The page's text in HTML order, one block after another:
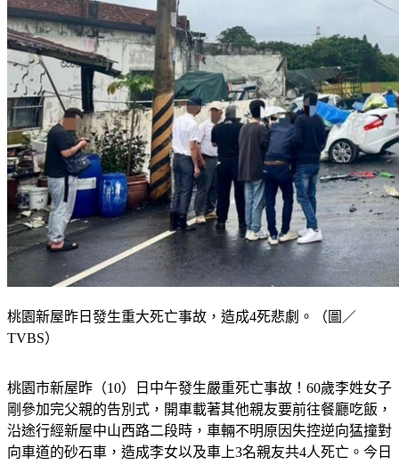
桃園新屋昨日發生重大死亡事故，造成4死悲劇。（圖／
TVBS）
桃園市新屋昨（10）日中午發生嚴重死亡事故！60歲李姓女子
剛參加完父親的告別式，開車載著其他親友要前往餐廳吃飯，
沿途行經新屋中山西路二段時，車輛不明原因失控逆向猛撞對
向車道的砂石車，造成李女以及車上3名親友共4人死亡。今日